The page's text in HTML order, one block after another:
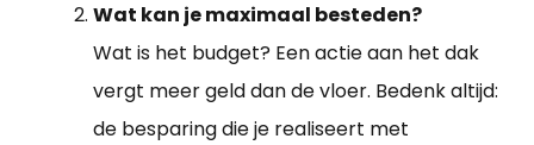
Wat kan je maximaal besteden?
Wat is het budget? Een actie aan het dak
vergt meer geld dan de vloer. Bedenk altijd:
de besparing die je realiseert met